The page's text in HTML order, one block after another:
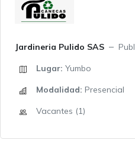
Jardineria Pulido SAS
Lugar: Yumbo
Modalidad: Presencial
Vacantes (1)